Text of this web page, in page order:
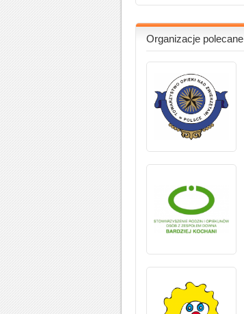
Organizacje polecane